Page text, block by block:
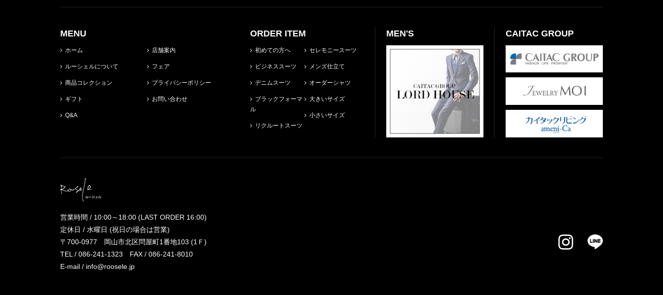
MENU
ホーム
ルーシェルについて
商品コレクション
ギフト
Q&A
店舗案内
フェア
プライバシーポリシー
お問い合わせ
ORDER ITEM
初めての方へ
ビジネススーツ
デニムスーツ
ブラックフォーマ
ル
リクルートスーツ
セレモニースーツ
メンズ仕立て
オーダーシャツ
大きいサイズ
小さいサイズ
MEN'S CAITAC GROUP
営業時間 / 10:00～18:00 (LAST ORDER 16:00)
定休日 / 水曜日 (祝日の場合は営業)
〒700-0977 岡山市北区問屋町1番地103 (1Ｆ)
TEL / 086-241-1323 FAX / 086-241-8010
E-mail / info@roosele.jp